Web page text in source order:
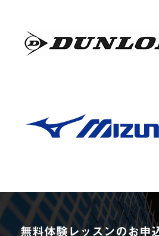
無料体験レッスンのお申